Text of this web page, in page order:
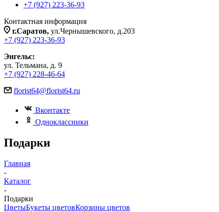
+7 (927) 223-36-93
Контактная информация
г.Саратов, ул.Чернышевского, д.203
+7 (927) 223-36-93
Энгельс:
ул. Тельмана, д. 9
+7 (927) 228-46-64
florist64@florist64.ru
Вконтакте
Одноклассники
Подарки
Главная
-
Каталог
-
Подарки
ЦветыБукеты цветовКорзины цветов